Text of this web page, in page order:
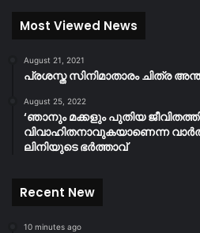
Most Viewed News
August 21, 2021
പ്രശസ്ത സിനിമാതാരം ചിത്ര
August 25, 2022
‘ഞാനും മക്കളും പുതിയ
വിവാഹിതനാവുകയാണെന്ന
ലിനിയുടെ ഭർത്താവ്
Recent New
10 minutes ago